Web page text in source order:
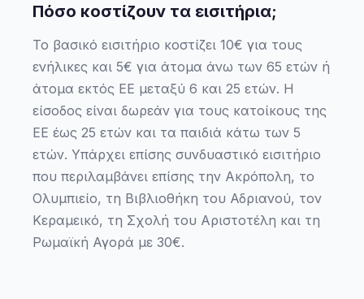
Πόσο κοστίζουν τα εισιτήρια;
Το βασικό εισιτήριο κοστίζει 10€ για τους
ενήλικες και 5€ για άτομα άνω των 65 ετών ή
άτομα εκτός ΕΕ μεταξύ 6 και 25 ετών. Η
είσοδος είναι δωρεάν για τους κατοίκους της
ΕΕ έως 25 ετών και τα παιδιά κάτω των 5
ετών. Υπάρχει επίσης συνδυαστικό εισιτήριο
που περιλαμβάνει επίσης την Ακρόπολη, το
Ολυμπιείο, τη Βιβλιοθήκη του Αδριανού, τον
Κεραμεικό, τη Σχολή του Αριστοτέλη και τη
Ρωμαϊκή Αγορά με 30€.